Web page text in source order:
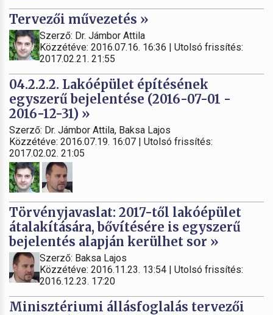
Tervezői művezetés »
Szerző: Dr. Jámbor Attila
Közzétéve: 2016.07.16. 16:36 | Utolsó frissítés:
2017.02.21. 21:55
04.2.2.2. Lakóépület építésének
egyszerű bejelentése (2016-07-01 -
2016-12-31) »
Szerző: Dr. Jámbor Attila, Baksa Lajos
Közzétéve: 2016.07.19. 16:07 | Utolsó frissítés:
2017.02.02. 21:05
Törvényjavaslat: 2017-től lakóépület
átalakítására, bővítésére is egyszerű
bejelentés alapján kerülhet sor »
Szerző: Baksa Lajos
Közzétéve: 2016.11.23. 13:54 | Utolsó frissítés:
2016.12.23. 17:20
Minisztériumi állásfoglalás tervezői